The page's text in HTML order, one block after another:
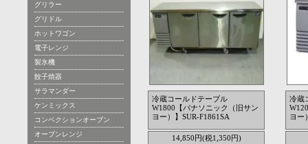
グリラー
グリドル
ホットワゴン
電子レンジ
製氷機
餃子焼器
サラマンダー
ケンミックス
コンベクションオーブン
オーブンレンジ
冷蔵コールドテーブル
W1800【パナソニック（旧サン
ヨー）】SUR-F1861SA
14,850円(税1,350円)
冷蔵
ヨー